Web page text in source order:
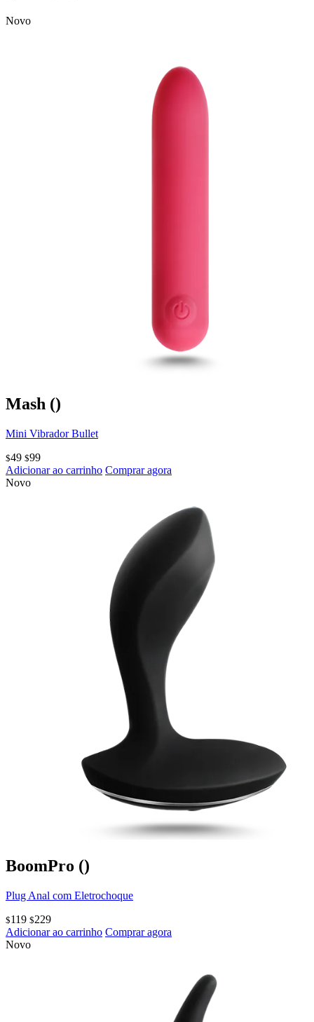
Novo
Mash ()
Mini Vibrador Bullet
$49 $99
Adicionar ao carrinho Comprar agora
Novo
BoomPro ()
Plug Anal com Eletrochoque
$119 $229
Adicionar ao carrinho Comprar agora
Novo